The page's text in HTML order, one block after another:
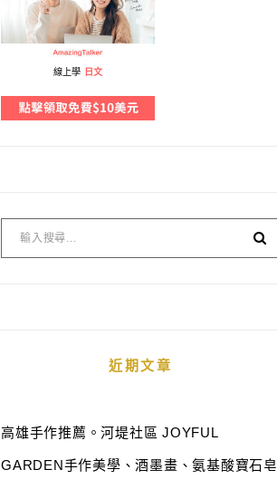
線上學 日文
近期文章
高雄手作推薦。河堤社區 JOYFUL
GARDEN手作美學、酒墨畫、氨基酸寶石皂